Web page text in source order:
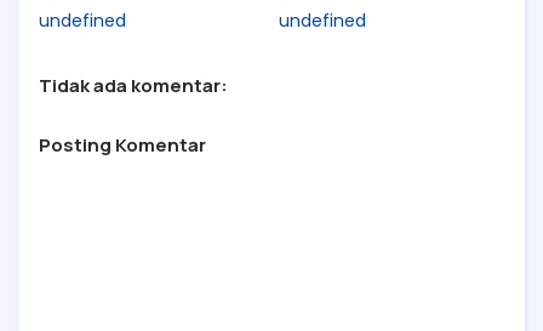
undefined undefined
Tidak ada komentar:
Posting Komentar